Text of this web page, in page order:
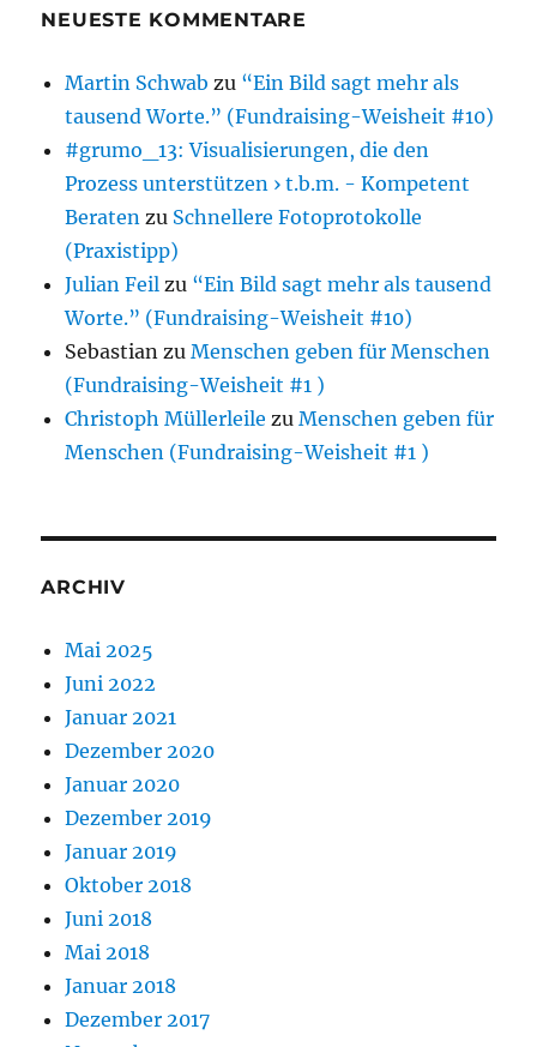
NEUESTE KOMMENTARE
Martin Schwab zu “Ein Bild sagt mehr als
tausend Worte.” (Fundraising-Weisheit #10)
#grumo_13: Visualisierungen, die den
Prozess unterstützen › t.b.m. - Kompetent
Beraten zu Schnellere Fotoprotokolle
(Praxistipp)
Julian Feil zu “Ein Bild sagt mehr als tausend
Worte.” (Fundraising-Weisheit #10)
Sebastian zuMenschen geben für Menschen
(Fundraising-Weisheit #1 )
Christoph Müllerleile zuMenschen geben für
Menschen (Fundraising-Weisheit #1 )
ARCHIV
Mai 2025
Juni 2022
Januar 2021
Dezember 2020
Januar 2020
Dezember 2019
Januar 2019
Oktober 2018
Juni 2018
Mai 2018
Januar 2018
Dezember 2017